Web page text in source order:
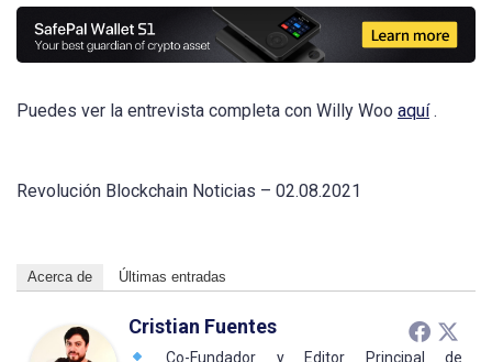
Puedes ver la entrevista completa con Willy Woo aquí.
Revolución Blockchain Noticias – 02.08.2021
Acerca de Últimas entradas
Cristian Fuentes
Co-Fundador y Editor Principal de